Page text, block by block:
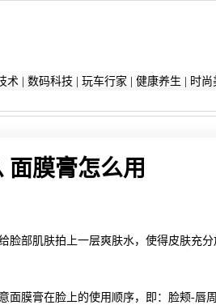
术| 数码科技 玩车行家 健康养生 时尚
面膜膏怎么用
脸部肌肤拍上一层爽肤水，使得皮肤充
面膜膏在脸上的使用顺序，即：脸颊-唇